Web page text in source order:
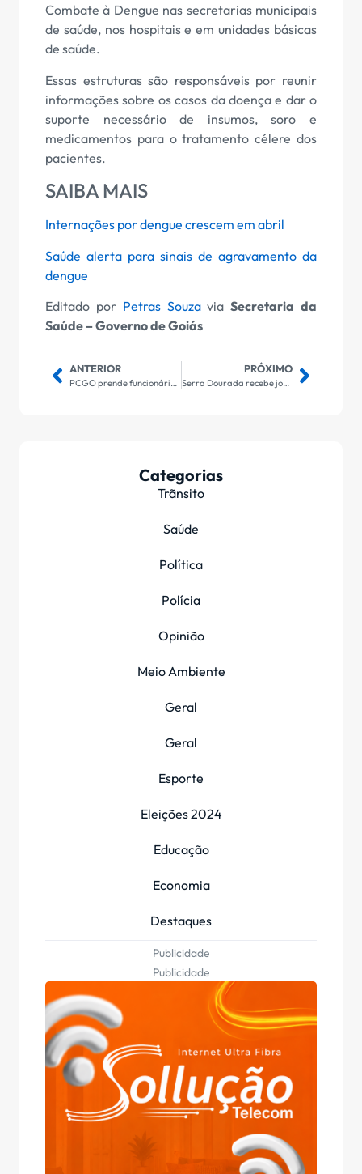
Combate à Dengue nas secretarias municipais
de saúde, nos hospitais e em unidades básicas
de saúde.
Essas estruturas são responsáveis por reunir
informações sobre os casos da doença e dar o
suporte necessário de insumos, soro e
medicamentos para o tratamento célere dos
pacientes.
SAIBA MAIS
Internações por dengue crescem em abril
Saúde alerta para sinais de agravamento da
dengue
Editado por Petras SouzaviaSecretaria da
Saúde – Governo de Goiás
ANTERIOR
PCGO prende funcionário de loja de que usou dados de clientes para abrir mais de 20 contas digitais fraudulentas
PRÓXIMO
Serra Dourada recebe jogo de abertura do Brasileirão 2024
Categorias
Trãnsito
Saúde
Política
Polícia
Opinião
Meio Ambiente
Geral
Geral
Esporte
Eleições 2024
Educação
Economia
Destaques
Publicidade
Publicidade